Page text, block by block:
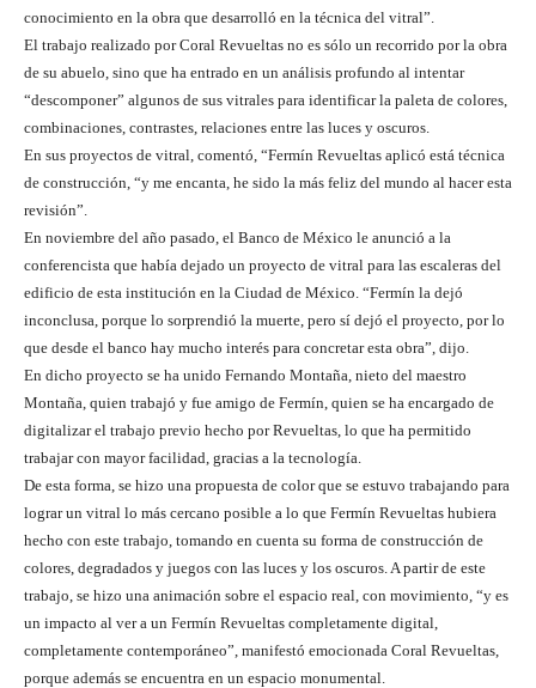
conocimiento en la obra que desarrolló en la técnica del vitral”.
El trabajo realizado por Coral Revueltas no es sólo un recorrido por la obra
de su abuelo, sino que ha entrado en un análisis profundo al intentar
“descomponer” algunos de sus vitrales para identificar la paleta de colores,
combinaciones, contrastes, relaciones entre las luces y oscuros.
En sus proyectos de vitral, comentó, “Fermín Revueltas aplicó está técnica
de construcción, “y me encanta, he sido la más feliz del mundo al hacer esta
revisión”.
En noviembre del año pasado, el Banco de México le anunció a la
conferencista que había dejado un proyecto de vitral para las escaleras del
edificio de esta institución en la Ciudad de México. “Fermín la dejó
inconclusa, porque lo sorprendió la muerte, pero sí dejó el proyecto, por lo
que desde el banco hay mucho interés para concretar esta obra”, dijo.
En dicho proyecto se ha unido Fernando Montaña, nieto del maestro
Montaña, quien trabajó y fue amigo de Fermín, quien se ha encargado de
digitalizar el trabajo previo hecho por Revueltas, lo que ha permitido
trabajar con mayor facilidad, gracias a la tecnología.
De esta forma, se hizo una propuesta de color que se estuvo trabajando para
lograr un vitral lo más cercano posible a lo que Fermín Revueltas hubiera
hecho con este trabajo, tomando en cuenta su forma de construcción de
colores, degradados y juegos con las luces y los oscuros. A partir de este
trabajo, se hizo una animación sobre el espacio real, con movimiento, “y es
un impacto al ver a un Fermín Revueltas completamente digital,
completamente contemporáneo”, manifestó emocionada Coral Revueltas,
porque además se encuentra en un espacio monumental.